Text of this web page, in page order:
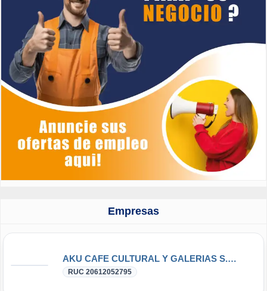
Empresas
AKU CAFE CULTURAL Y GALERIAS S.A.C.
RUC 20612052795